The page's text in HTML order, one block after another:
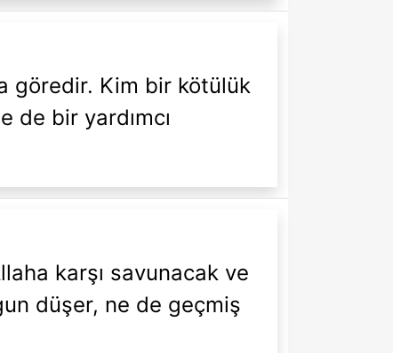
göredir. Kim bir kötülük
de bir yardımcı
karşı savunacak ve
düşer, ne de geçmiş